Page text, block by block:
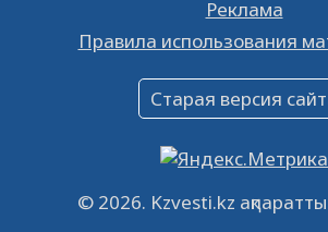
16.12.2022
Объявление
09.12.2022
Свободные рабочие места
© 2026. Kzvesti.kz ақпараттық
Реклама
Правила использования
Старая версия